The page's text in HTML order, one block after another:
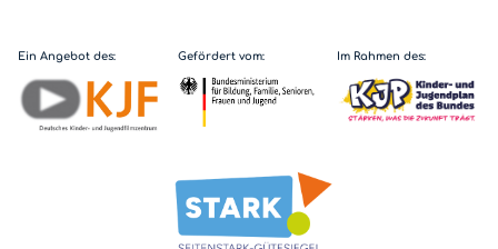
Ein Angebot des: Gefördert vom: Im Rahmen des: